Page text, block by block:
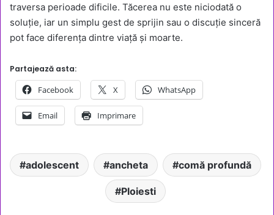
traversa perioade dificile. Tăcerea nu este niciodată o
soluție, iar un simplu gest de sprijin sau o discuție sinceră
pot face diferența dintre viață și moarte.
Partajează asta:
Facebook X WhatsApp
Email Imprimare
adolescent ancheta comă profundă
Ploiesti